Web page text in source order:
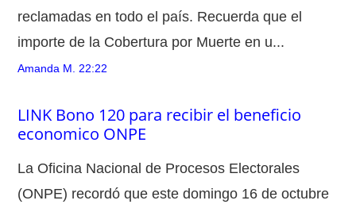
reclamadas en todo el país. Recuerda que el
importe de la Cobertura por Muerte en u...
Amanda M. 22:22
LINK Bono 120 para recibir el beneficio
economico ONPE
La Oficina Nacional de Procesos Electorales
(ONPE) recordó que este domingo 16 de octubre